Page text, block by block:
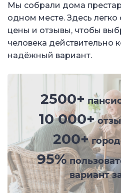
Мы собрали дома
одном месте. Здесь легко
цены и отзывы, чтобы
человека действительно
надёжный вариант.
2500+
10 000+
200+
95%
вариант